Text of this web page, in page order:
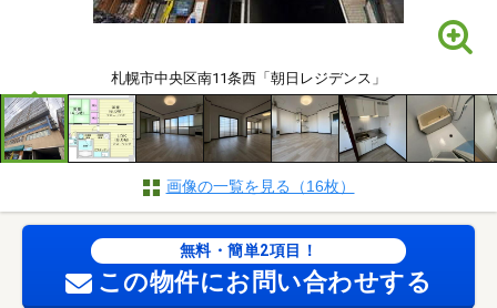
札幌市中央区南11条西「朝日レジデンス」
画像の一覧を見る（16枚）
無料・簡単2項目！
この物件にお問い合わせする